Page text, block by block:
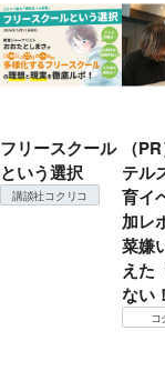
フリースクール
という選択
講談社コクリコ
（
テル
育イ
加レ
菜嫌
えた
ない
コ